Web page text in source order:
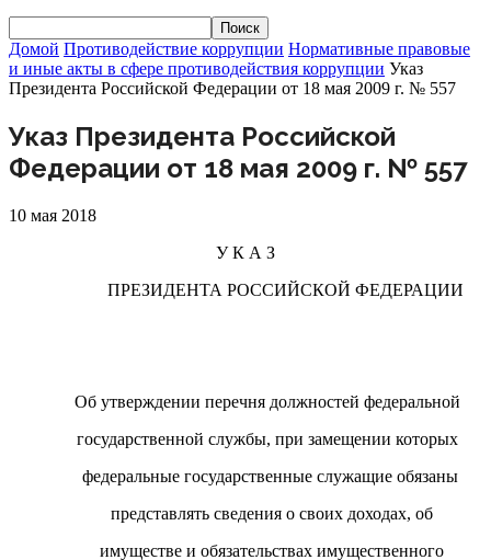
Домой Противодействие коррупции Нормативные правовые
и иные акты в сфере противодействия коррупции Указ
Президента Российской Федерации от 18 мая 2009 г. № 557
Указ Президента Российской
Федерации от 18 мая 2009 г. № 557
10 мая 2018
У К А З
ПРЕЗИДЕНТА РОССИЙСКОЙ ФЕДЕРАЦИИ
Об утверждении перечня должностей федеральной
государственной службы, при замещении которых
федеральные государственные служащие обязаны
представлять сведения о своих доходах, об
имуществе и обязательствах имущественного